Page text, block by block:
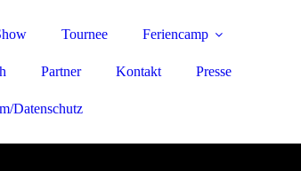
Tournee Feriencamp
Partner Kontakt Presse
Datenschutz